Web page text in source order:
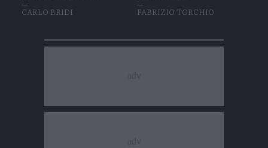
CARLO BRIDI FABRIZIO TORCHIO